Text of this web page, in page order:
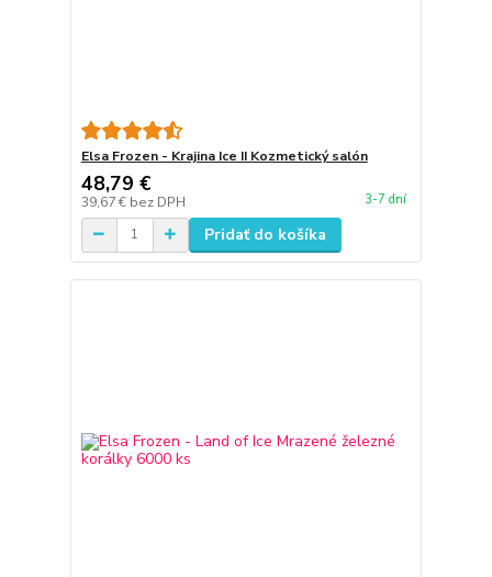
Elsa Frozen - Krajina Ice II Kozmetický salón
48,79 €
39,67 € bez DPH 3-7 dní
Pridať do košíka